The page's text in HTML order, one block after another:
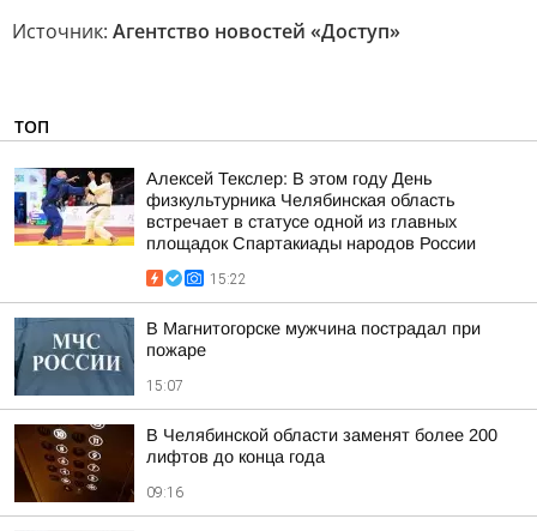
Источник: Агентство новостей «Доступ»
ТОП
Алексей Текслер: В этом году День
физкультурника Челябинская область
встречает в статусе одной из главных
площадок Спартакиады народов России
15:22
В Магнитогорске мужчина пострадал при
пожаре
15:07
В Челябинской области заменят более 200
лифтов до конца года
09:16